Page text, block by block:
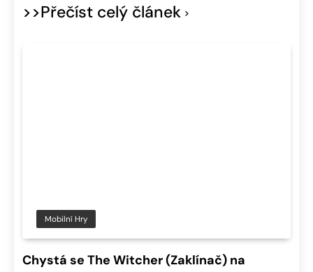
>>Přečíst celý článek
Mobilní Hry
Chystá se The Witcher (Zaklínač) na